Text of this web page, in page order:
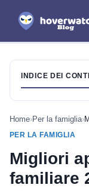
INDICE DEI
Home›Per la famiglia›
PER LA FAMIGLIA
Migliori
familiare